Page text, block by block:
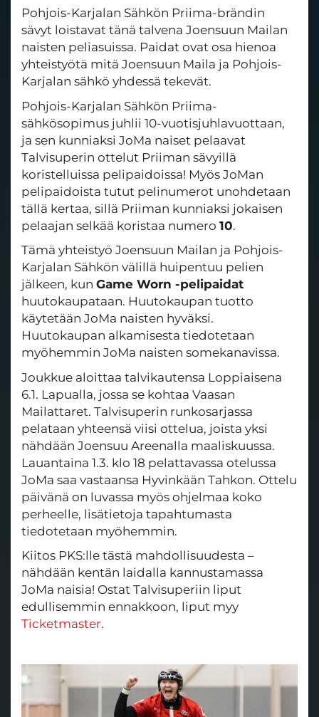
Pohjois-Karjalan Sähkön Priima-brändin
sävyt loistavat tänä talvena Joensuun Mailan
naisten peliasuissa. Paidat ovat osa hienoa
yhteistyötä mitä Joensuun Maila ja Pohjois-
Karjalan sähkö yhdessä tekevät.
Pohjois-Karjalan Sähkön Priima-
sähkösopimus juhlii 10-vuotisjuhlavuottaan,
ja sen kunniaksi JoMa naiset pelaavat
Talvisuperin ottelut Priiman sävyillä
koristelluissa pelipaidoissa! Myös JoMan
pelipaidoista tutut pelinumerot unohdetaan
tällä kertaa, sillä Priiman kunniaksi jokaisen
pelaajan selkää koristaa numero 10.
Tämä yhteistyö Joensuun Mailan ja Pohjois-
Karjalan Sähkön välillä huipentuu pelien
jälkeen, kun Game Worn -pelipaidat
huutokaupataan. Huutokaupan tuotto
käytetään JoMa naisten hyväksi.
Huutokaupan alkamisesta tiedotetaan
myöhemmin JoMa naisten somekanavissa.
Joukkue aloittaa talvikautensa Loppiaisena
6.1. Lapualla, jossa se kohtaa Vaasan
Mailattaret. Talvisuperin runkosarjassa
pelataan yhteensä viisi ottelua, joista yksi
nähdään Joensuu Areenalla maaliskuussa.
Lauantaina 1.3. klo 18 pelattavassa otelussa
JoMa saa vastaansa Hyvinkään Tahkon. Ottelu
päivänä on luvassa myös ohjelmaa koko
perheelle, lisätietoja tapahtumasta
tiedotetaan myöhemmin.
Kiitos PKS:lle tästä mahdollisuudesta –
nähdään kentän laidalla kannustamassa
JoMa naisia! Ostat Talvisuperiin liput
edullisemmin ennakkoon, liput myy
Ticketmaster.